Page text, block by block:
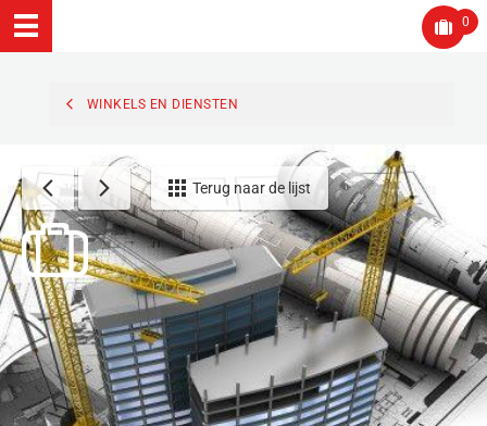
0
WINKELS EN DIENSTEN
Terug naar de lijst